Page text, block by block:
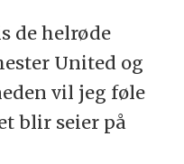
de helrøde
United og
vil jeg føle
blir seier på